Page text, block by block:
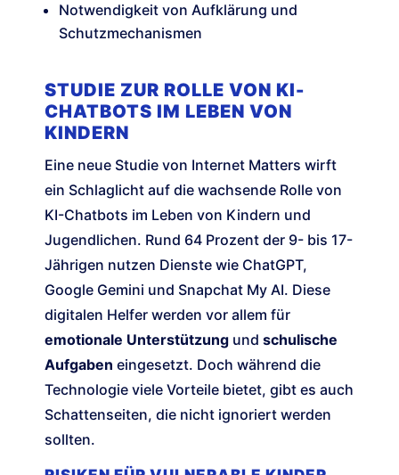
Notwendigkeit von Aufklärung und
Schutzmechanismen
STUDIE ZUR ROLLE VON KI-
CHATBOTS IM LEBEN VON
KINDERN
Eine neue Studie von Internet Matters wirft
ein Schlaglicht auf die wachsende Rolle von
KI-Chatbots im Leben von Kindern und
Jugendlichen. Rund 64 Prozent der 9- bis 17-
Jährigen nutzen Dienste wie ChatGPT,
Google Gemini und Snapchat My AI. Diese
digitalen Helfer werden vor allem für
emotionale Unterstützung und schulische
Aufgaben eingesetzt. Doch während die
Technologie viele Vorteile bietet, gibt es auch
Schattenseiten, die nicht ignoriert werden
sollten.